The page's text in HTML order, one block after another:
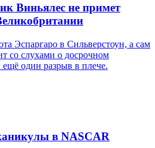
Виньялес не примет
Эспаргаро в Сильверстоун, а сам
со слухами о досрочном
один разрыв в плече.
в NASCAR